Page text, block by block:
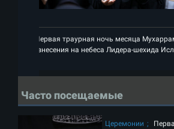
Первая траурная ночь месяца
вознесения на небеса Лидера-шехида
Часто посещаемые
Церемонии